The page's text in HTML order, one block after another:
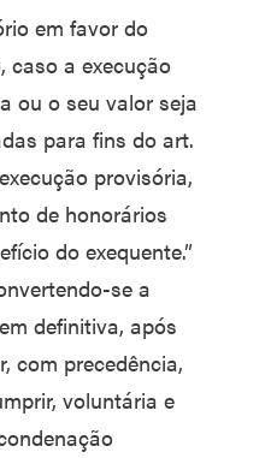
em favor do
caso a execução
ou o seu valor seja
para fins do art.
provisória,
de honorários
do exequente.”
se a
definitiva, após
com precedência,
voluntária e